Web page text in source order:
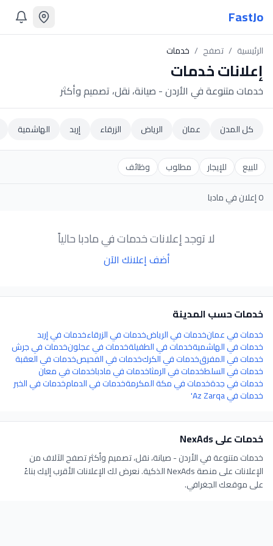
FastJo
الرئيسية / تصفح / خدمات
إعلاناتخدمات
خدمات متنوعة في الأردن - صيانة، نقل، تصميم وأكثر
كل المدن عمان الرياض الزرقاء إربد الهاشمية
للبيع للإيجار مطلوب
وظائف
0إعلانفي مادبا
لا توجد إعلاناتخدماتفي مادباحالياً
أضف إعلانك الآن
خدماتحسب المدينة
خدماتفيعمانخدماتفيالرياضخدماتفيالزرقاءخدماتفيإربد
خدماتفيالهاشميةخدماتفيالطفيلةخدماتفيعجلونخدماتفيجرش
خدماتفيالمفرقخدماتفيالكركخدماتفيالفحيصخدماتفيالعقبة
خدماتفيالسلطخدماتفيالرمثاخدماتفيمادباخدماتفيمعان
خدماتفيجدةخدماتفيمكة المكرمةخدماتفيالدمامخدماتفيالخبر
خدماتفيAz Zarqa'
خدماتعلى NexAds
خدمات متنوعة في الأردن - صيانة، نقل، تصميم وأكثرتصفح الآلاف من
الإعلانات على منصة NexAds الذكية. نعرض لك الإعلانات الأقرب إليك بناءً
على موقعك الجغرافي.